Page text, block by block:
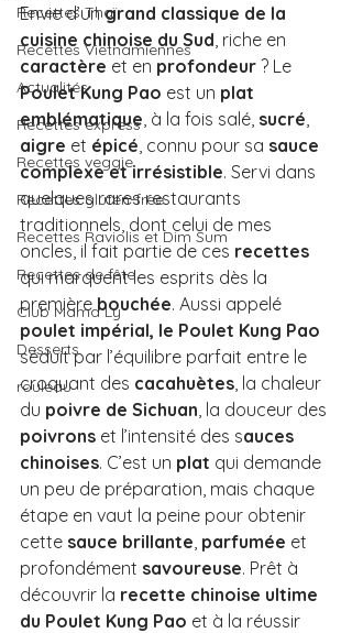
Recettes Thaï
Recettes Vietnamiennes
Actualités
Recettes express
Recettes veggie
Recettes gluten-free
Recettes Raviolis et Dim Sum
Recettes de fête
Club Mama Ly
Desserts
rouleau
Envie d’un grand classique de la
cuisine chinoise du Sud, riche en
caractère et en profondeur ? Le
Poulet Kung Pao est un plat
emblématique, à la fois salé, sucré,
aigre et épicé, connu pour sa sauce
complexe et irrésistible. Servi dans
quelques rares restaurants
traditionnels, dont celui de mes
oncles, il fait partie de ces recettes
qui marquent les esprits dès la
première bouchée. Aussi appelé
poulet impérial, le Poulet Kung Pao
séduit par l’équilibre parfait entre le
croquant des cacahuètes, la chaleur
du poivre de Sichuan, la douceur des
poivrons et l’intensité des sauces
chinoises. C’est un plat qui demande
un peu de préparation, mais chaque
étape en vaut la peine pour obtenir
cette sauce brillante, parfumée et
profondément savoureuse. Prêt à
découvrir la recette chinoise ultime
du Poulet Kung Pao et à la réussir